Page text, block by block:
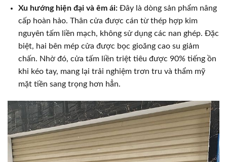
Xu hướng hiện đại và êm ái:Đây là dòng sản phẩm nâng
cấp hoàn hảo. Thân cửa được cán từ thép hợp kim
nguyên tấm liền mạch, không sử dụng các nan ghép. Đặc
biệt, hai bên mép cửa được bọc gioăng cao su giảm
chấn. Nhờ đó, cửa tấm liền triệt tiêu được 90% tiếng ồn
khi kéo tay, mang lại trải nghiệm trơn tru và thẩm mỹ
mặt tiền sang trọng hơn hẳn.